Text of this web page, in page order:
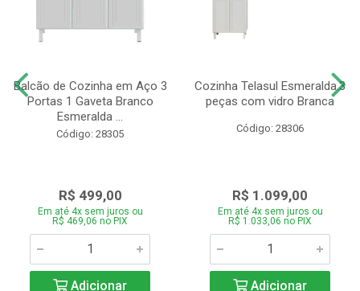
Balcão de Cozinha em Aço 3
Portas 1 Gaveta Branco
Esmeralda ...
Código: 28305
R$ 499,00
Em até 4x sem juros ou
R$ 469,06 no PIX
Adicionar
Cozinha Telasul Esmeralda.3
peças com vidro Branca
Código: 28306
R$ 1.099,00
Em até 4x sem juros ou
R$ 1.033,06 no PIX
Adicionar